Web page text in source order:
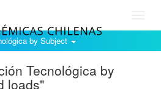
by Subject
Tecnológica by
loads"